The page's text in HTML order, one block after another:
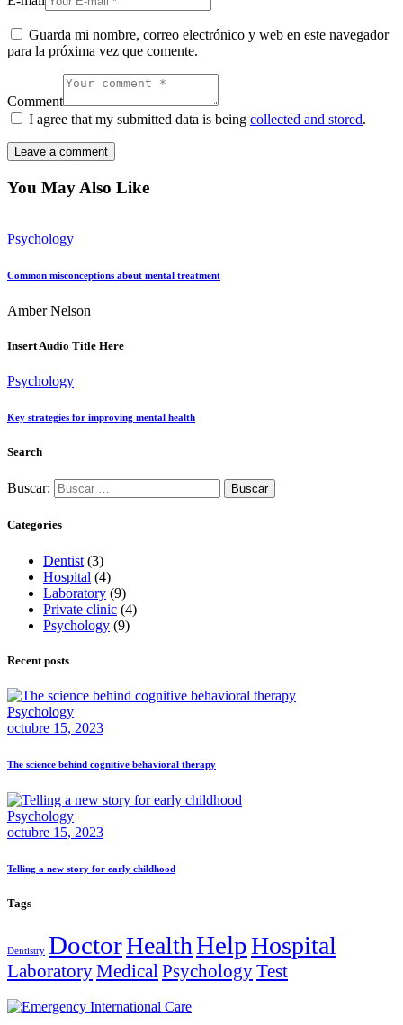
Guarda mi nombre, correo electrónico y web en este navegador
para la próxima vez que comente.
Comment
I agree that my submitted data is being collected and stored.
You May Also Like
Psychology
Common misconceptions about mental treatment
Amber Nelson
Insert Audio Title Here
Psychology
Key strategies for improving mental health
Search
Buscar:
Categories
Dentist (3)
Hospital (4)
Laboratory (9)
Private clinic (4)
Psychology (9)
Recent posts
Psychology
octubre 15, 2023
The science behind cognitive behavioral therapy
Psychology
octubre 15, 2023
Telling a new story for early childhood
Tags
Dentistry DoctorHealthHelpHospital
LaboratoryMedicalPsychologyTest